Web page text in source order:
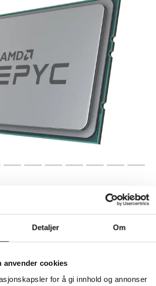
Detaljer Om
anvender cookies
for å gi innhold og annonser